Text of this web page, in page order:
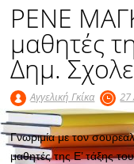
ΡΕΝΕ
μαθητές
Δημ.
Αγγελική Γκίκα 27
Γνωριμία με τον
μαθητές της Ε’ τάξης